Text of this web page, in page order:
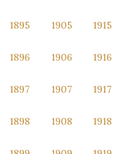
1895 1905 1915
1896 1906 1916
1897 1907 1917
1898 1908 1918